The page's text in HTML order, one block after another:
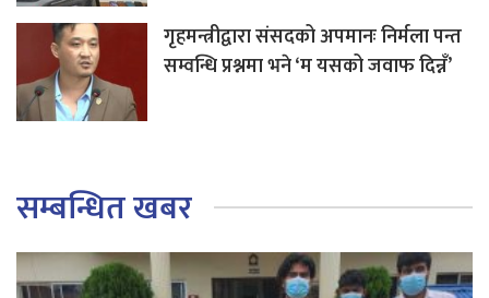
गृहमन्त्रीद्वारा संसदको अपमानः निर्मला पन्त
सम्वन्धि प्रश्नमा भने ‘म यसको जवाफ दिन्नँ’
सम्बन्धित खबर